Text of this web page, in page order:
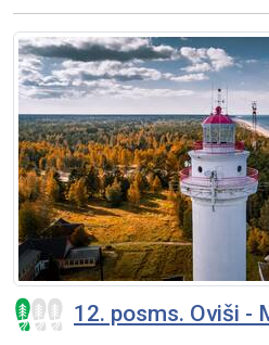
12. posms. Oviši -